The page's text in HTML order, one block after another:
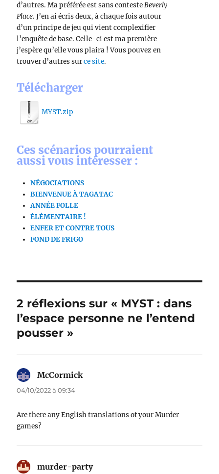
d’autres. Ma préférée est sans contesteBeverly
Place. J’en ai écris deux, à chaque fois autour
d’un principe de jeu qui vient complexifier
l’enquête de base. Celle-ci est ma première
j’espère qu’elle vous plaira ! Vous pouvez en
trouver d’autres surce site.
Télécharger
MYST.zip
Ces scénarios pourraient
aussi vous intéresser :
NÉGOCIATIONS
BIENVENUE À TAGATAC
ANNÉE FOLLE
ÉLÉMENTAIRE !
ENFER ET CONTRE TOUS
FOND DE FRIGO
2 réflexions sur « MYST : dans
l’espace personne ne l’entend
pousser »
McCormick
04/10/2022 à 09:34
Are there any English translations of your Murder
games?
murder-partydit :